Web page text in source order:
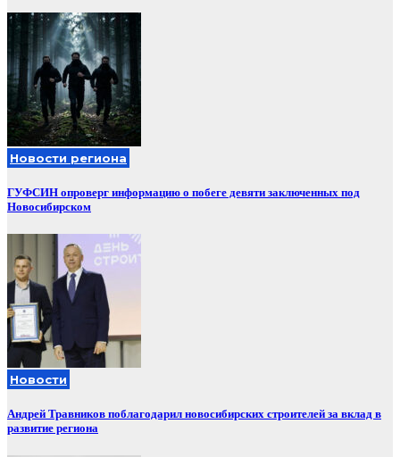
Новости региона
ГУФСИН опроверг информацию о побеге девяти заключенных под
Новосибирском
Новости
Андрей Травников поблагодарил новосибирских строителей за вклад в
развитие региона